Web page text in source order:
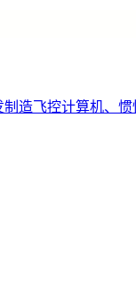
造飞控计算机、